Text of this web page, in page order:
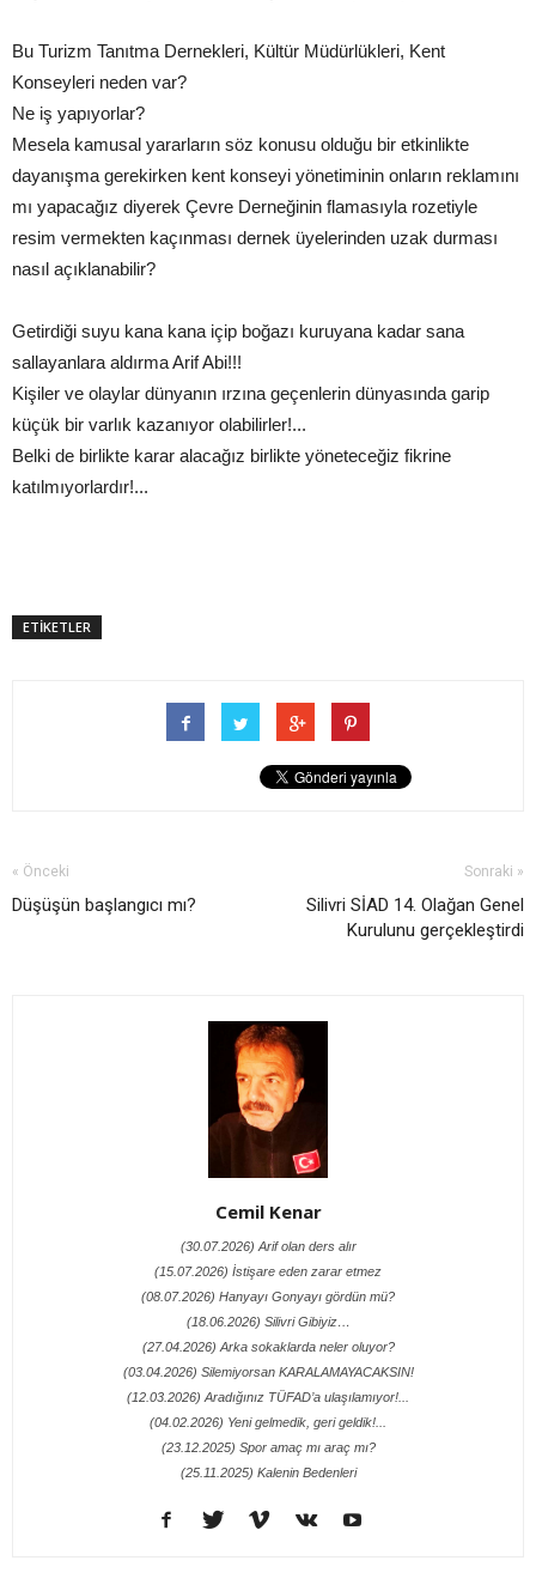
Bu Turizm Tanıtma Dernekleri, Kültür Müdürlükleri, Kent
Konseyleri neden var?
Ne iş yapıyorlar?
Mesela kamusal yararların söz konusu olduğu bir etkinlikte
dayanışma gerekirken kent konseyi yönetiminin onların reklamını
mı yapacağız diyerek Çevre Derneğinin flamasıyla rozetiyle
resim vermekten kaçınması dernek üyelerinden uzak durması
nasıl açıklanabilir?
Getirdiği suyu kana kana içip boğazı kuruyana kadar sana
sallayanlara aldırma Arif Abi!!!
Kişiler ve olaylar dünyanın ırzına geçenlerin dünyasında garip
küçük bir varlık kazanıyor olabilirler!...
Belki de birlikte karar alacağız birlikte yöneteceğiz fikrine
katılmıyorlardır!...
ETİKETLER
« Önceki
Düşüşün başlangıcı mı?
Sonraki »
Silivri SİAD 14. Olağan Genel
Kurulunu gerçekleştirdi
Cemil Kenar
(30.07.2026) Arif olan ders alır
(15.07.2026) İstişare eden zarar etmez
(08.07.2026) Hanyayı Gonyayı gördün mü?
(18.06.2026) Silivri Gibiyiz…
(27.04.2026) Arka sokaklarda neler oluyor?
(03.04.2026) Silemiyorsan KARALAMAYACAKSIN!
(12.03.2026) Aradığınız TÜFAD’a ulaşılamıyor!...
(04.02.2026) Yeni gelmedik, geri geldik!...
(23.12.2025) Spor amaç mı araç mı?
(25.11.2025) Kalenin Bedenleri